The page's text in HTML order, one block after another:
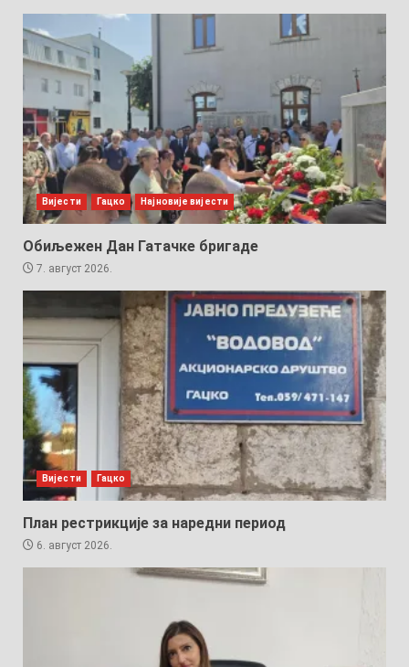
Вијести Гацко Најновије вијести
Обиљежен Дан Гатачке бригаде
7. август 2026.
Вијести Гацко
План рестрикције за наредни период
6. август 2026.